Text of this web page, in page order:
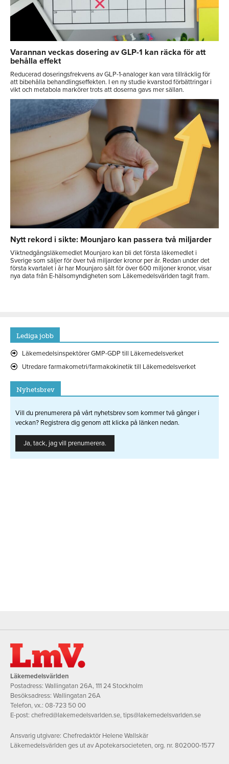
Varannan veckas dosering av GLP-1 kan räcka för att
behålla effekt
Reducerad doseringsfrekvens av GLP-1-analoger kan vara tillräcklig för
att bibehålla behandlingseffekten. I en ny studie kvarstod förbättringar i
vikt och metabola markörer trots att doserna gavs mer sällan.
Nytt rekord i sikte: Mounjaro kan passera två miljarder
Viktnedgångsläkemedlet Mounjaro kan bli det första läkemedlet i
Sverige som säljer för över två miljarder kronor per år. Redan under det
första kvartalet i år har Mounjaro sålt för över 600 miljoner kronor, visar
nya data från E-hälsomyndigheten som Läkemedelsvärlden tagit fram.
Lediga jobb
Läkemedelsinspektörer GMP-GDP till Läkemedelsverket
Utredare farmakometri/farmakokinetik till Läkemedelsverket
Nyhetsbrev
Vill du prenumerera på vårt nyhetsbrev som kommer två gånger i
veckan? Registrera dig genom att klicka på länken nedan.
Ja, tack, jag vill prenumerera.
Läkemedelsvärlden
Postadress: Wallingatan 26A, 111 24 Stockholm
Besöksadress: Wallingatan 26A
Telefon, vx.: 08-723 50 00
E-post: chefred@lakemedelsvarlden.se,tips@lakemedelsvarlden.se
Ansvarig utgivare: Chefredaktör Helene Wallskär
Läkemedelsvärlden ges ut av Apotekarsocieteten, org. nr. 802000-1577